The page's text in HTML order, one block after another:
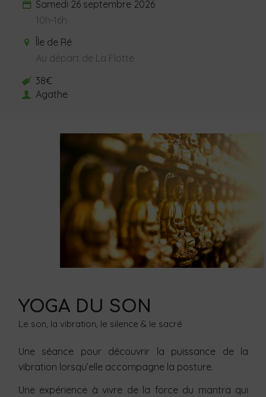
Samedi 26 septembre 2026
10h-16h
Île de Ré
Au départ de La Flotte
38€
Agathe
YOGA DU SON
Le son, la vibration, le silence & le sacré
Une séance pour découvrir la puissance de la
vibration lorsqu’elle accompagne la posture.
Une expérience à vivre de la force du mantra qui